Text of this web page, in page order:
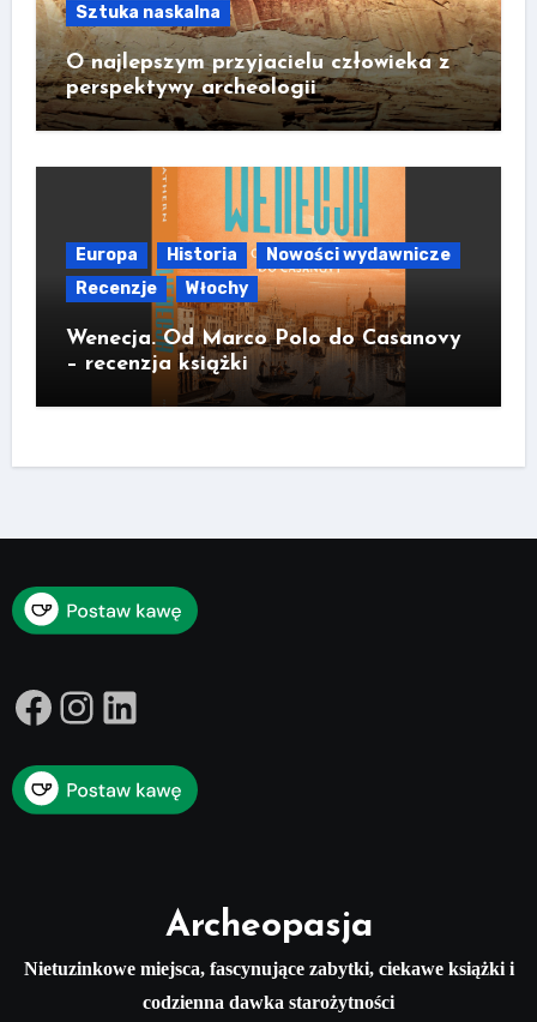
Sztuka naskalna
O najlepszym przyjacielu człowieka z
perspektywy archeologii
Europa Historia
Nowości wydawnicze
Recenzje
Włochy
Wenecja. Od Marco Polo do Casanovy
– recenzja książki
Facebook
Instagram
LinkedIn
Archeopasja
Nietuzinkowe miejsca, fascynujące zabytki, ciekawe książki i
codzienna dawka starożytności